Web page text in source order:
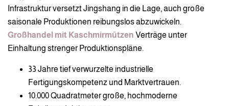
Infrastruktur versetzt Jingshang in die Lage, auch große
saisonale Produktionen reibungslos abzuwickeln.
Großhandel mit Kaschmirmützen Verträge unter
Einhaltung strenger Produktionspläne.
33 Jahre tief verwurzelte industrielle
Fertigungskompetenz und Marktvertrauen.
10.000 Quadratmeter große, hochmoderne